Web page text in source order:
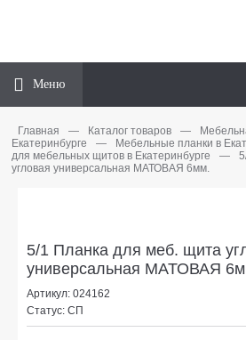
Меню
Главная — Каталог товаров —
Екатеринбурге
— Мебельные планки в
для мебельных щитов в Екатеринбурге
—
угловая универсальная МАТОВАЯ 6мм.
5/1 Планка для меб. щита
универсальная МАТОВАЯ
Артикул: 024162
Статус: СП